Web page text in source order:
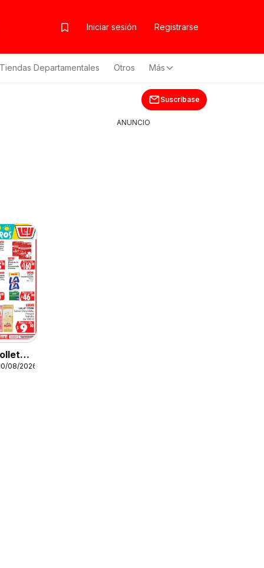
Iniciar sesión Registrarse
Tiendas Departamentales Otros Más
Suscríbase
08/2026
ANUNCIO